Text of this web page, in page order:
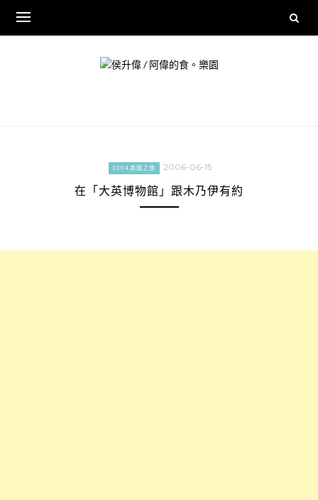
content
2004英國之旅 2006-06-15
在「大英博物館」跟木乃伊有約